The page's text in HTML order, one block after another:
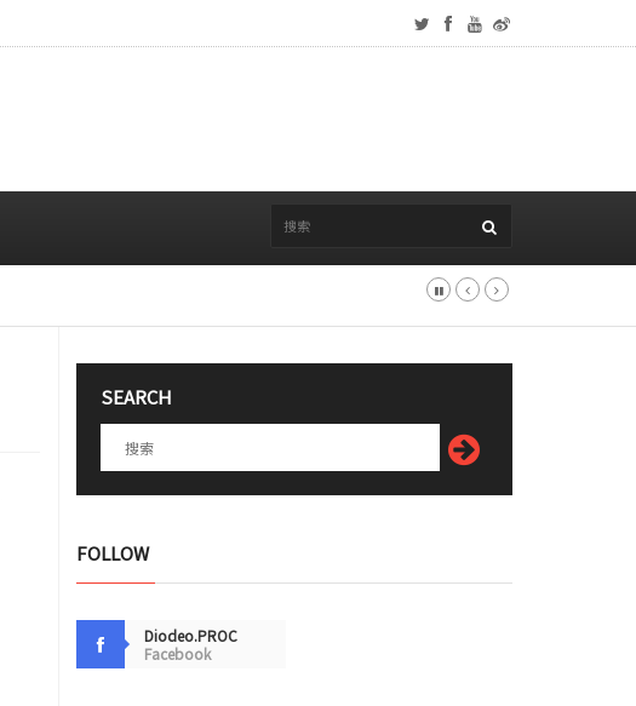
SEARCH
FOLLOW
Diodeo.PROC
Facebook